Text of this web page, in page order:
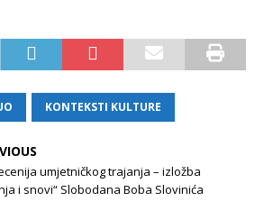
KONTEKSTI KULTURE
umjetničkog trajanja – izložba
i snovi“ Slobodana Boba Slovinića